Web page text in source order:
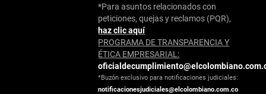
*Para asuntos relacionados con
peticiones, quejas y reclamos (PQR),
haz clic aquí
PROGRAMA DE TRANSPARENCIA Y
ÉTICA EMPRESARIAL:
*Buzón exclusivo para notificaciones judiciales:
notificacionesjudiciales@elcolombiano.com.co